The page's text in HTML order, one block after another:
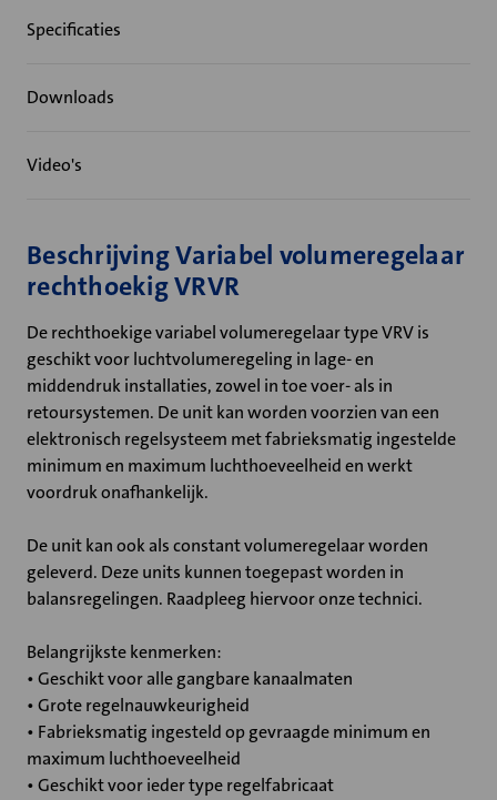
Specificaties
Downloads
Video's
Beschrijving Variabel volumeregelaar
rechthoekig VRVR
De rechthoekige variabel volumeregelaar type VRV is
geschikt voor luchtvolumeregeling in lage- en
middendruk installaties, zowel in toe voer- als in
retoursystemen. De unit kan worden voorzien van een
elektronisch regelsysteem met fabrieksmatig ingestelde
minimum en maximum luchthoeveelheid en werkt
voordruk onafhankelijk.
De unit kan ook als constant volumeregelaar worden
geleverd. Deze units kunnen toegepast worden in
balansregelingen. Raadpleeg hiervoor onze technici.
Belangrijkste kenmerken:
• Geschikt voor alle gangbare kanaalmaten
• Grote regelnauwkeurigheid
• Fabrieksmatig ingesteld op gevraagde minimum en
maximum luchthoeveelheid
• Geschikt voor ieder type regelfabricaat